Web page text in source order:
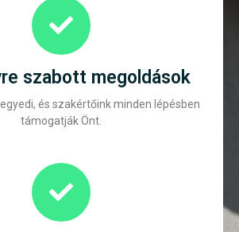
szabott megoldások
és szakértőink minden lépésben
támogatják Önt.